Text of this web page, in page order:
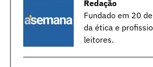
Redação
Fundado em 20
da ética e
leitores.